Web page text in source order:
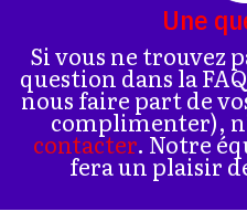
Une
Si vous ne trouvez
question dans la
nous faire part de
complimenter),
contacter. Notre
fera un plaisir